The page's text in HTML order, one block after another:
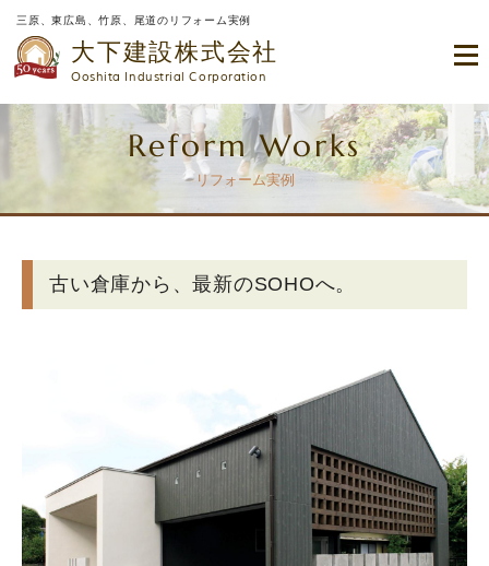
三原、東広島、竹原、尾道のリフォーム実例
大下建設株式会社
Ooshita Industrial Corporation
Reform Works
リフォーム実例
古い倉庫から、最新のSOHOへ。